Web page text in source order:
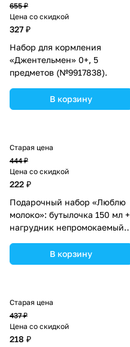
655 ₽
Цена со скидкой
327 ₽
Набор для кормления
«Джентельмен» 0+, 5
предметов (№9917838).
В корзину
Старая цена
444 ₽
Цена со скидкой
222 ₽
Подарочный набор «Люблю
молоко»: бутылочка 150 мл +
нагрудник непромокаемый
В корзину
Старая цена
437 ₽
Цена со скидкой
218 ₽